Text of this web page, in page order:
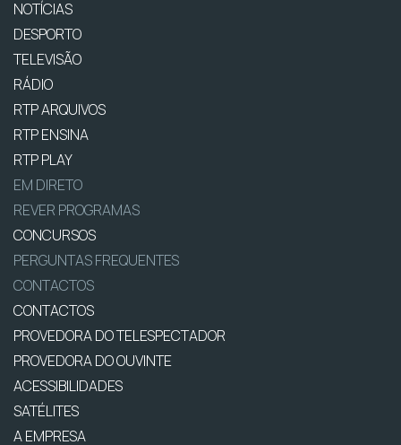
NOTÍCIAS
DESPORTO
TELEVISÃO
RÁDIO
RTP ARQUIVOS
RTP ENSINA
RTP PLAY
EM DIRETO
REVER PROGRAMAS
CONCURSOS
PERGUNTAS FREQUENTES
CONTACTOS
CONTACTOS
PROVEDORA DO TELESPECTADOR
PROVEDORA DO OUVINTE
ACESSIBILIDADES
SATÉLITES
A EMPRESA